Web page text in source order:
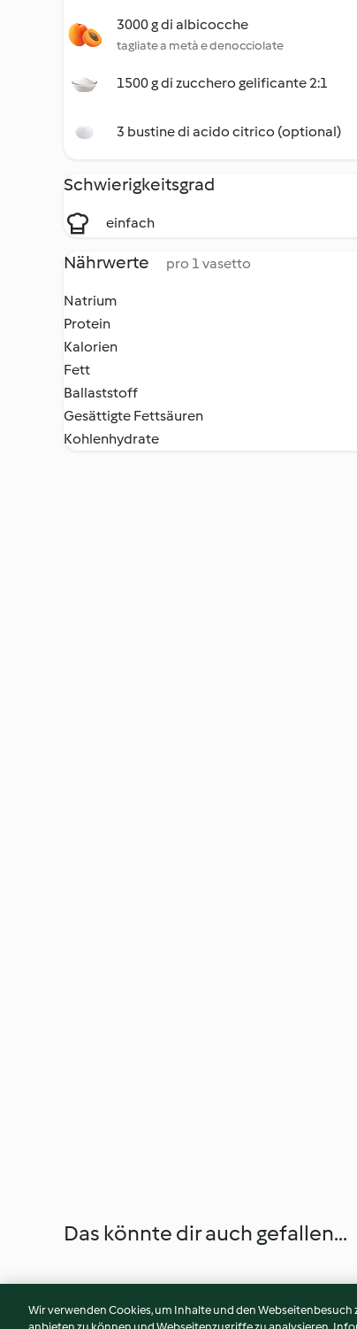
3000 g di albicocche
tagliate a metà e denocciolate
1500 g di zucchero gelificante 2:1
3 bustine di acido citrico (optional)
Schwierigkeitsgrad
einfach
Nährwerte pro 1 vasetto
Natrium
Protein
Kalorien
Fett
Ballaststoff
Gesättigte Fettsäuren
Kohlenhydrate
Das könnte dir auch gefallen...
Wir verwenden Cookies, um Inhalte und den